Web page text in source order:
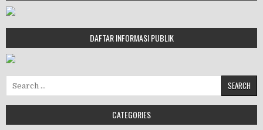
DAFTAR INFORMASI PUBLIK
CATEGORIES